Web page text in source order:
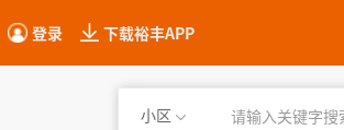
登录 下载裕丰APP
小区